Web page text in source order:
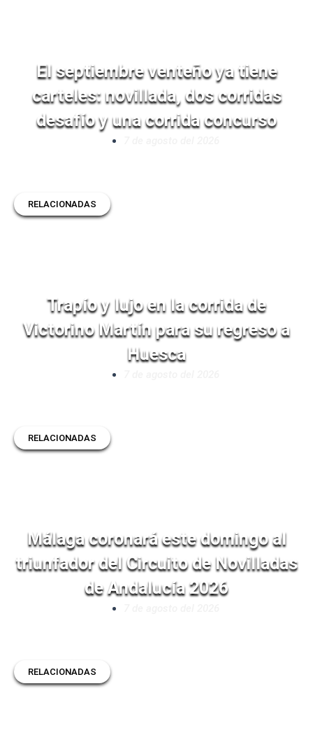
El septiembre venteño ya tiene
carteles: novillada, dos corridas
desafío y una corrida concurso
RELACIONADAS
Trapío y lujo en la corrida de
Victorino Martín para su regreso a
Huesca
RELACIONADAS
Málaga coronará este domingo al
triunfador del Circuito de Novilladas
de Andalucía 2026
RELACIONADAS